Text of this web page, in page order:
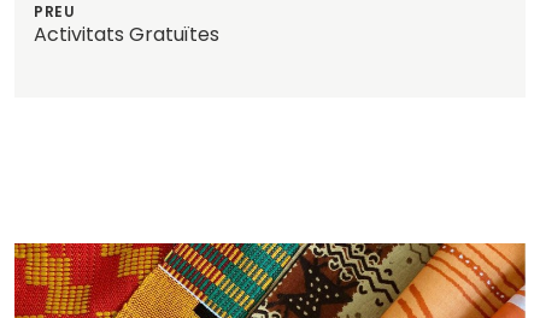
PREU
Activitats Gratuïtes